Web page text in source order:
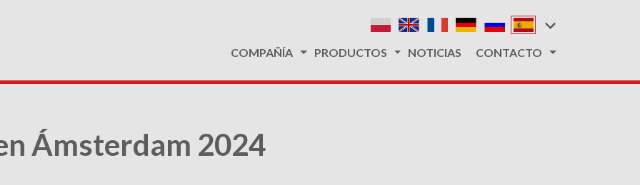
COMPAÑÍA PRODUCTOS NOTICIAS CONTACTO
Ámsterdam 2024